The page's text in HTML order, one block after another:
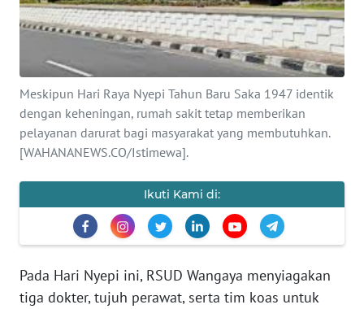
Meskipun Hari Raya Nyepi Tahun Baru Saka 1947 identik
dengan keheningan, rumah sakit tetap memberikan
pelayanan darurat bagi masyarakat yang membutuhkan.
[WAHANANEWS.CO/Istimewa].
Ikuti Kami di:
Pada Hari Nyepi ini, RSUD Wangaya menyiagakan
tiga dokter, tujuh perawat, serta tim koas untuk
KONTAK
INFO
IKLAN
TENTANG
KAMI
REDAKSI